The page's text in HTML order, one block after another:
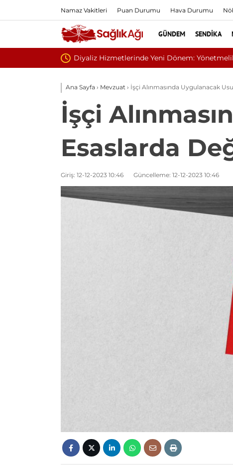
Namaz Vakitleri Puan Durumu Hava Durumu
GÜNDEM SENDIKA
Sivilce Sandı, Cilt
Ana Sayfa › Mevzuat › İşçi Alınmasında Uygulanacak
İşçi
Esaslarda
Giriş: 12-12-2023 10:46 Güncelleme: 12-12-2023 10:46